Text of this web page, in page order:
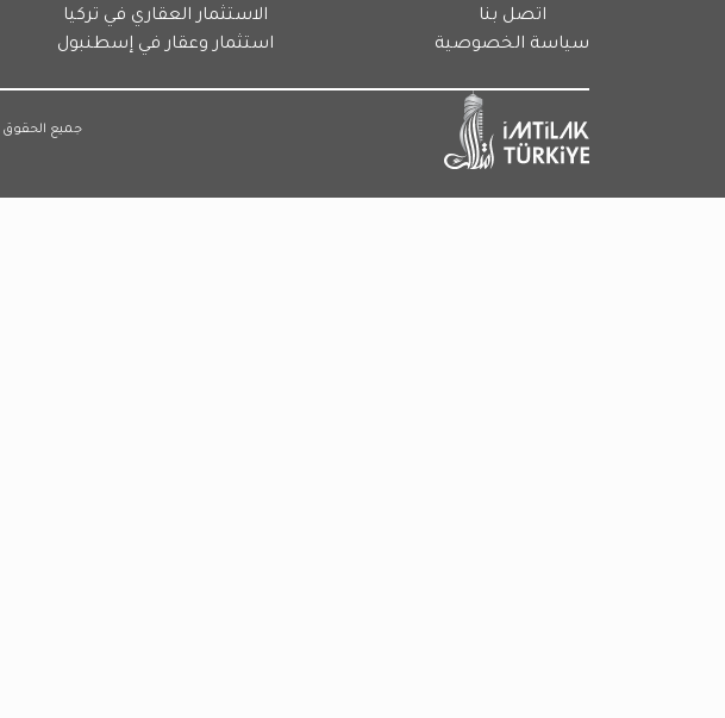
اتصل بنا
سياسة الخصوصية
الاستثمار العقاري في تركيا
استثمار وعقار في إسطنبول
جميع الحقوق